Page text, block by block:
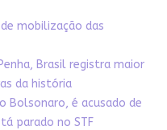
mobilização das
Brasil registra maior
da história
Bolsonaro, é acusado de
parado no STF